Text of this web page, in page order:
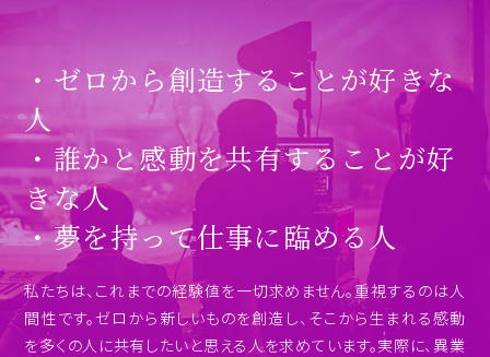
・ゼロから創造することが好きな
人
・誰かと感動を共有することが好
きな人
・夢を持って仕事に臨める人
私たちは、これまでの経験値を一切求めません。重視するのは人
間性です。ゼロから新しいものを創造し、そこから生まれる感動
を多くの人に共有したいと思える人を求めています。実際に、異業